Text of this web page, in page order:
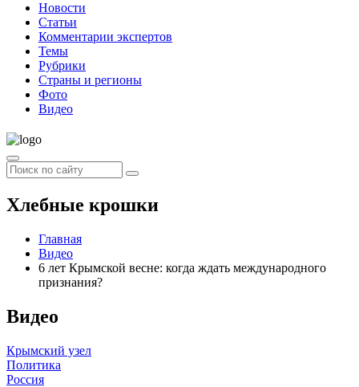
Новости
Статьи
Комментарии экспертов
Темы
Рубрики
Страны и регионы
Фото
Видео
Хлебные крошки
Главная
Видео
6 лет Крымской весне: когда ждать международного
признания?
Видео
Крымский узел
Политика
Россия